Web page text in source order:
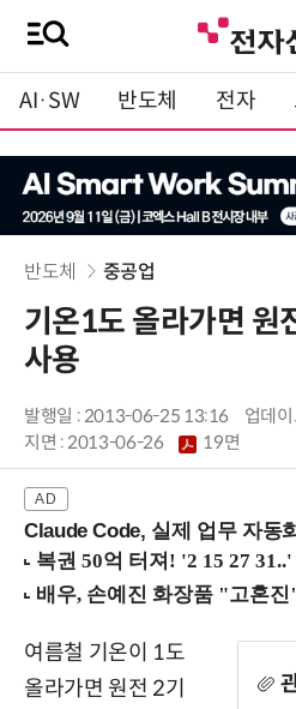
AI·SW 반도체 전자
반도체 중공업
기온1도 올라가면 원
사용
발행일 : 2013-06-25 13:16
업데
지면 :2013-06-26 19면
Claude Code, 실제 업무 자동화 프로젝
여름철 기온이 1도
올라가면 원전 2기